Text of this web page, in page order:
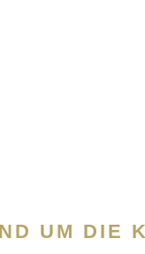
UM DIE